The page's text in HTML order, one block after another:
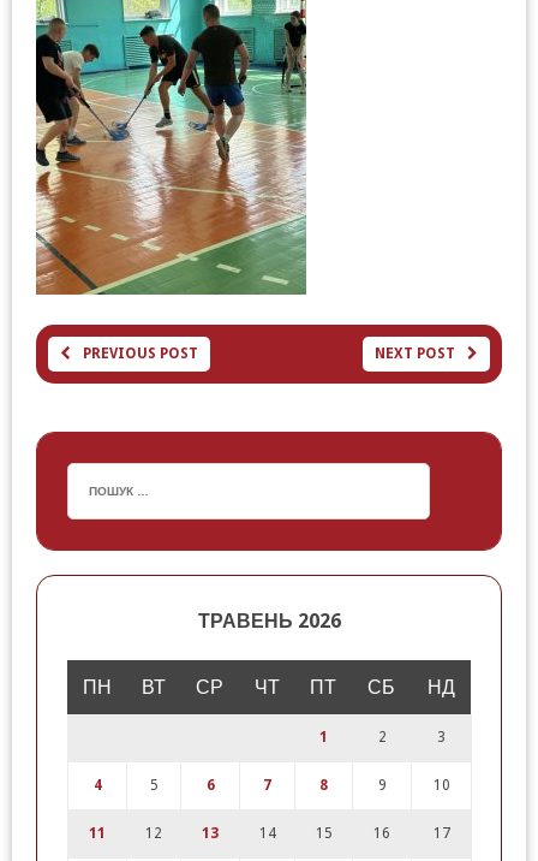
PREVIOUS POST NEXT POST
ТРАВЕНЬ 2026
ПН ВТ СР ЧТ ПТ СБ НД
1 2 3
4 5 6 7 8 9 10
11 12 13 14 15 16 17